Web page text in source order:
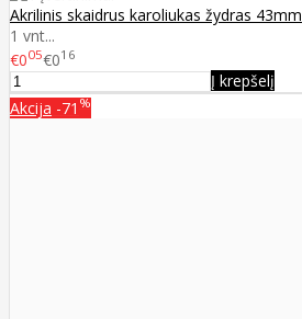
Akrilinis skaidrus karoliukas žydras 43mm
1 vnt...
€005€016
Į krepšelį
Akcija -71 %